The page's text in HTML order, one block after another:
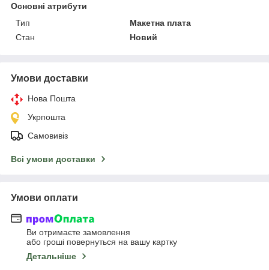
Основні атрибути
Тип
Макетна плата
Стан
Новий
Умови доставки
Нова Пошта
Укрпошта
Самовивіз
Всі умови доставки
Умови оплати
Ви отримаєте замовлення
або гроші повернуться на вашу картку
Детальніше